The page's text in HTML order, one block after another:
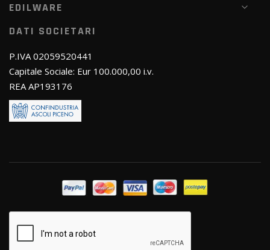
EDILWARE
DATI SOCIETARI
P.IVA 02059520441
Capitale Sociale: Eur 100.000,00 i.v.
REA AP193176